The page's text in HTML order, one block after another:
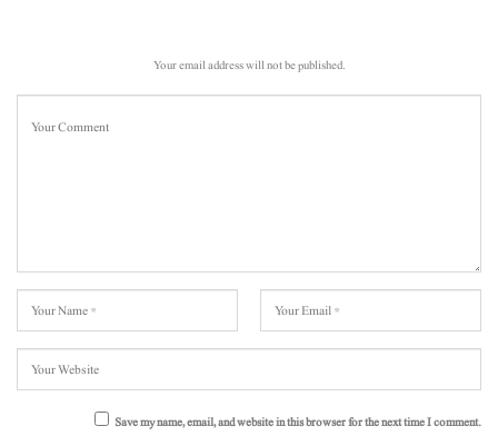
Your email address will not be published.
Save my name, email, and website in this browser for the next time I comment.